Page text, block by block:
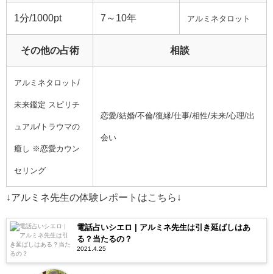
1分/1000pt 7～10年 アルミネタロット
その他の占術 相談
アルミネタロット/
未来鑑定 スピリチ
ュアル/トラウマの
癒し ※恋愛カウン
セリング
恋愛/結婚/不倫/復縁/仕事/相性/未来/心理/出
会い
↓アルミネ先生の体験レポートはこちら↓
電話占いシエロ | アルミネ先生は引き延ばしはあ
る？当たるの？
2021.4.25